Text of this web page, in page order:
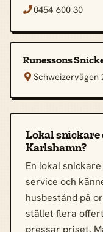
0454-600 30
Runessons
 Schweizervägen
Lokal
Karlshamn?
En lokal
service och
husbestånd på
stället flera
pressar priset.